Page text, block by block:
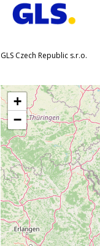
GLS Czech Republic s.r.o.
+
−